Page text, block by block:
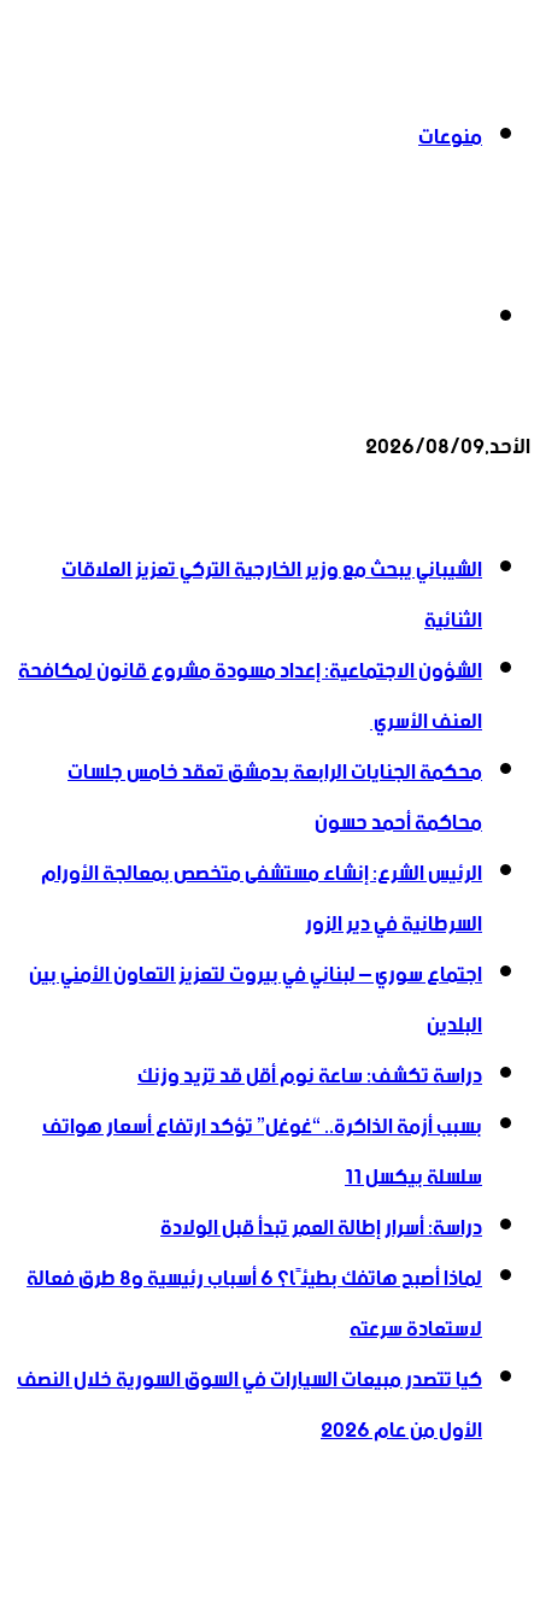
منوعات
الأحد,2026/08/09
الشيباني يبحث مع وزير الخارجية التركي تعزيز العلاقات
الثنائية
الشؤون الاجتماعية: إعداد مسودة مشروع قانون لمكافحة
العنف الأسري ‏
محكمة الجنايات الرابعة بدمشق تعقد خامس جلسات
محاكمة أحمد حسون
الرئيس الشرع: إنشاء ‌‏مستشفى متخصص بمعالجة الأورام
السرطانية في دير الزور
اجتماع سوري – لبناني في بيروت لتعزيز التعاون ‏الأمني ‏بين
البلدين
دراسة تكشف: ساعة نوم أقل قد تزيد وزنك
بسبب أزمة الذاكرة.. “غوغل” تؤكد ارتفاع أسعار هواتف
سلسلة بيكسل 11
دراسة: أسرار إطالة العمر تبدأ قبل الولادة
لماذا أصبح هاتفك بطيئًا؟ 6 أسباب رئيسية و8 طرق فعالة
لاستعادة سرعته
كيا تتصدر مبيعات السيارات في السوق السورية خلال النصف
الأول من عام 2026